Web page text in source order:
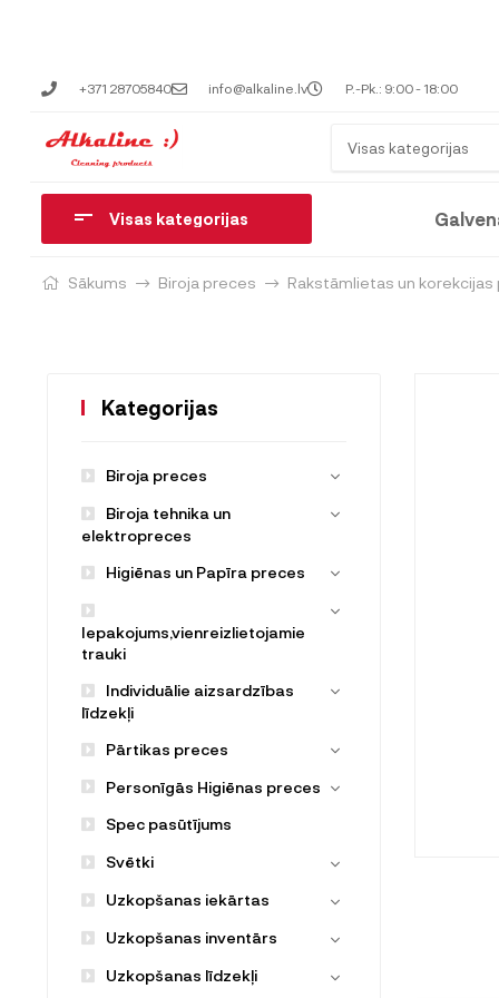
+371 28705840 info@alkaline.lv P.-Pk.: 9:00 - 18:00
Visas kategorijas
Visas kategorijas
Sākums Biroja preces Rakstāmlietas un korekcijas
Kategorijas
Biroja preces
Biroja tehnika un
elektropreces
Higiēnas un Papīra preces
Iepakojums,vienreizlietojamie
trauki
Individuālie aizsardzības
līdzekļi
Pārtikas preces
Personīgās Higiēnas preces
Spec pasūtījums
Svētki
Uzkopšanas iekārtas
Uzkopšanas inventārs
Uzkopšanas līdzekļi